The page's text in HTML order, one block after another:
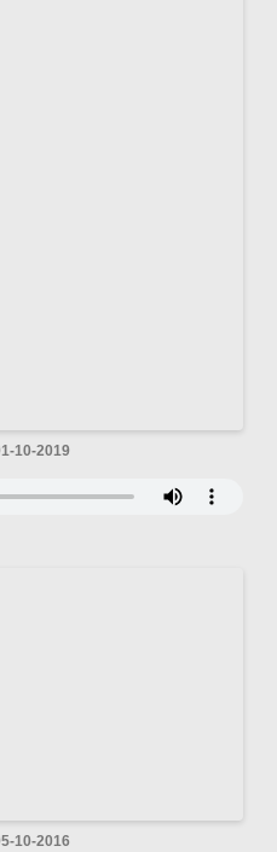
10-2019
10-2016